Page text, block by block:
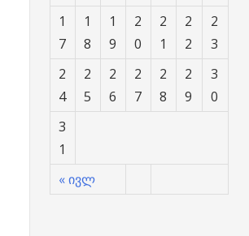
« ივლ
1
7
1
8
1
9
2
0
2
1
2
2
2
3
2
4
2
5
2
6
2
7
2
8
2
9
3
0
3
1